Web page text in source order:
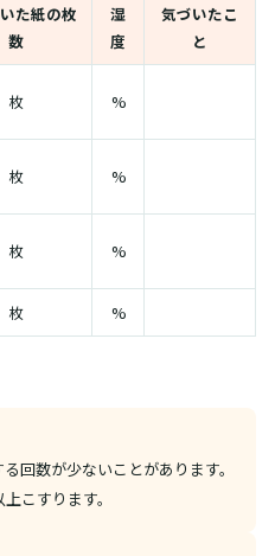
た紙の枚
数
湿
度
気づいたこ
と
枚 %
枚 %
枚 %
枚 %
回数が少ないことがあります。
こすります。